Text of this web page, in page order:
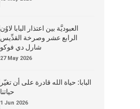
العبوديَّة بين اعتذار البابا لاوُن
الرابع عشر وصرخة القدِّيس
شارل دي فوكو
27 May 2026
البابا: حياة الله قادرة على أن تغيّر
حياتنا
1 Jun 2026